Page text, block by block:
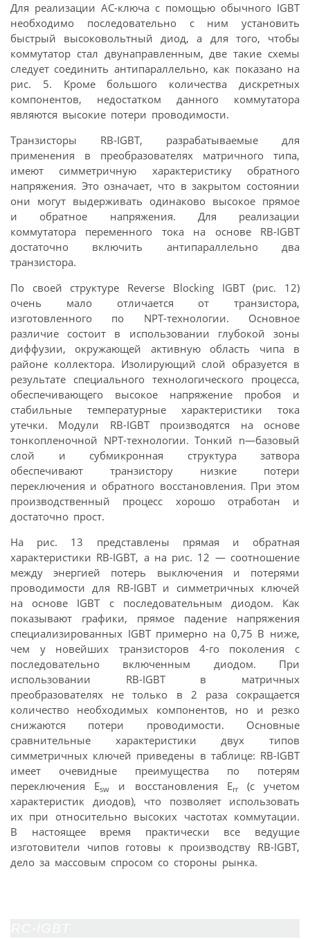
Для реализации АС-ключа с помощью обычного IGBT
необходимо последовательно с ним установить
быстрый высоковольтный диод, а для того, чтобы
коммутатор стал двунаправленным, две такие схемы
следует соединить антипараллельно, как показано на
рис. 5. Кроме большого количества дискретных
компонентов, недостатком данного коммутатора
являются высокие потери проводимости.
Транзисторы RB-IGBT, разрабатываемые для
применения в преобразователях матричного типа,
имеют симметричную характеристику обратного
напряжения. Это означает, что в закрытом состоянии
они могут выдерживать одинаково высокое прямое
и обратное напряжения. Для реализации
коммутатора переменного тока на основе RB-IGBT
достаточно включить антипараллельно два
транзистора.
По своей структуре Reverse Blocking IGBT (рис. 12)
очень мало отличается от транзистора,
изготовленного по NPT-технологии. Основное
различие состоит в использовании глубокой зоны
диффузии, окружающей активную область чипа в
районе коллектора. Изолирующий слой образуется в
результате специального технологического процесса,
обеспечивающего высокое напряжение пробоя и
стабильные температурные характеристики тока
утечки. Модули RB-IGBT производятся на основе
тонкопленочной NPT-технологии. Тонкий n—базовый
слой и субмикронная структура затвора
обеспечивают транзистору низкие потери
переключения и обратного восстановления. При этом
производственный процесс хорошо отработан и
достаточно прост.
На рис. 13 представлены прямая и обратная
характеристики RB-IGBT, а на рис. 12 — соотношение
между энергией потерь выключения и потерями
проводимости для RB-IGBT и симметричных ключей
на основе IGBT с последовательным диодом. Как
показывают графики, прямое падение напряжения
специализированных IGBT примерно на 0,75 В ниже,
чем у новейших транзисторов 4-го поколения с
последовательно включенным диодом. При
использовании RB-IGBT в матричных
преобразователях не только в 2 раза сокращается
количество необходимых компонентов, но и резко
снижаются потери проводимости. Основные
сравнительные характеристики двух типов
симметричных ключей приведены в таблице: RB-IGBT
имеет очевидные преимущества по потерям
переключения Esw и восстановления Err(с учетом
характеристик диодов), что позволяет использовать
их при относительно высоких частотах коммутации.
В настоящее время практически все ведущие
изготовители чипов готовы к производству RB-IGBT,
дело за массовым спросом со стороны рынка.